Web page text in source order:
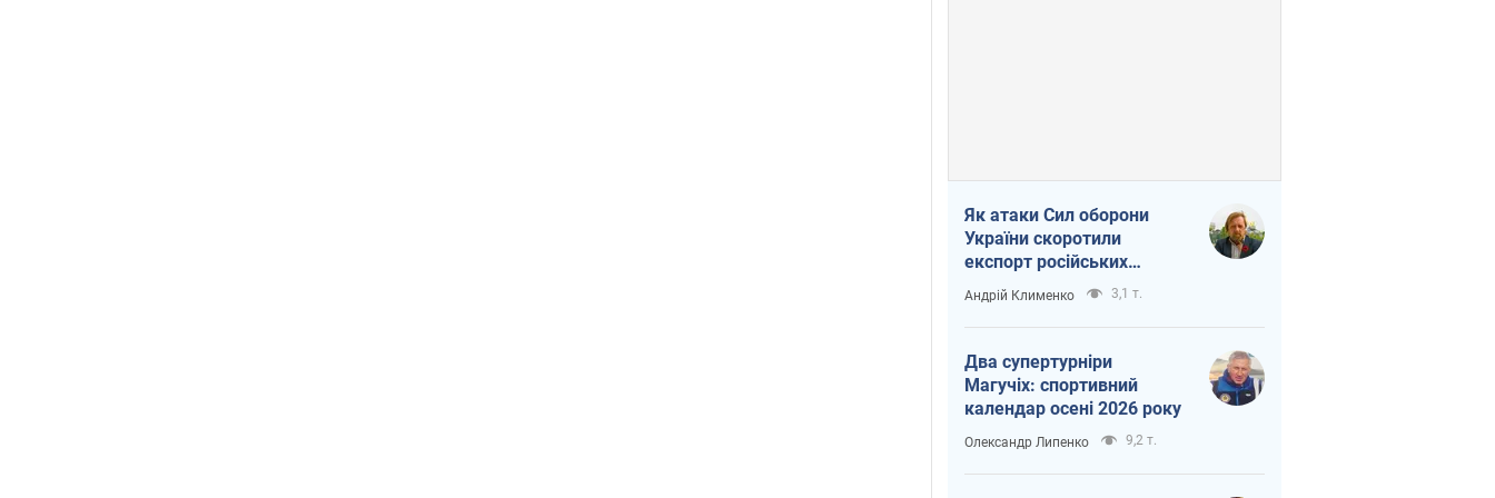
Як атаки Сил оборони
України скоротили
експорт російських
нафтопродуктів
Андрій Клименко 3,1 т.
Два супертурніри
Магучіх: спортивний
календар осені 2026 року
Олександр Липенко 9,2 т.